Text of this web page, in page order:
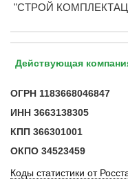
"СТРОЙ
Действующая
ОГРН 1183668046847
ИНН 3663138305
КПП 366301001
ОКПО 34523459
Коды статистики от